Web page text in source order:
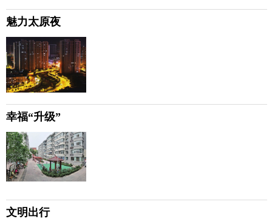
魅力太原夜
幸福“升级”
文明出行